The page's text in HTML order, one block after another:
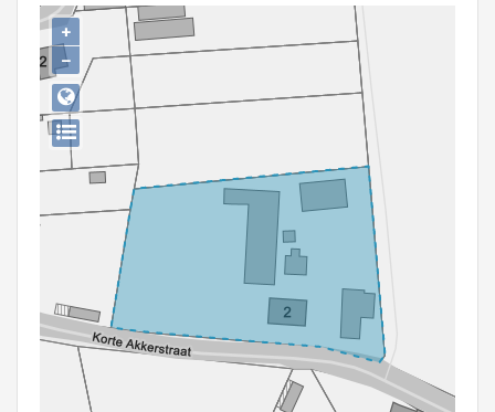
Gebeurtenis
Persoon of collectief
Downloads
Hergebruik
+
−